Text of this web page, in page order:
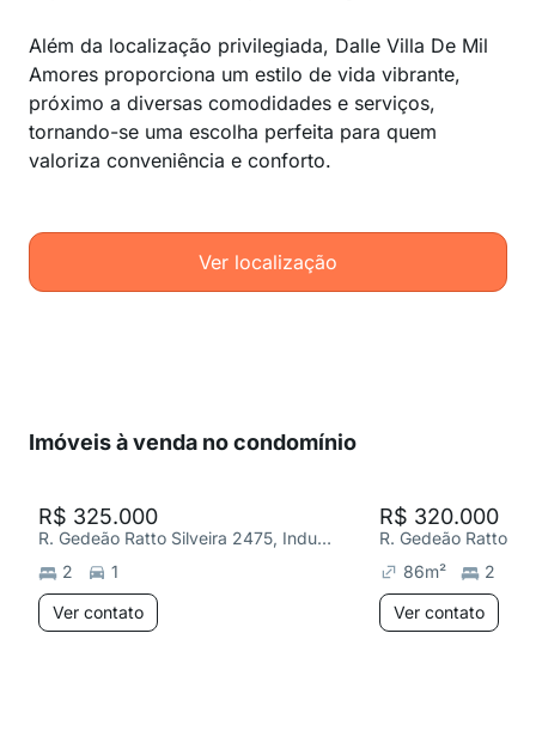
Além da localização privilegiada, Dalle Villa De Mil
Amores proporciona um estilo de vida vibrante,
próximo a diversas comodidades e serviços,
tornando-se uma escolha perfeita para quem
valoriza conveniência e conforto.
Ver localização
Imóveis à venda no condomínio
R$ 325.000
R. Gedeão Ratto Silveira 2475, Industrial I
2
1
Ver contato
R$ 320.000
86m² 2
Ver contato